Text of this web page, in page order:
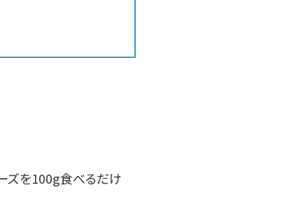
ズを100g食べるだけ